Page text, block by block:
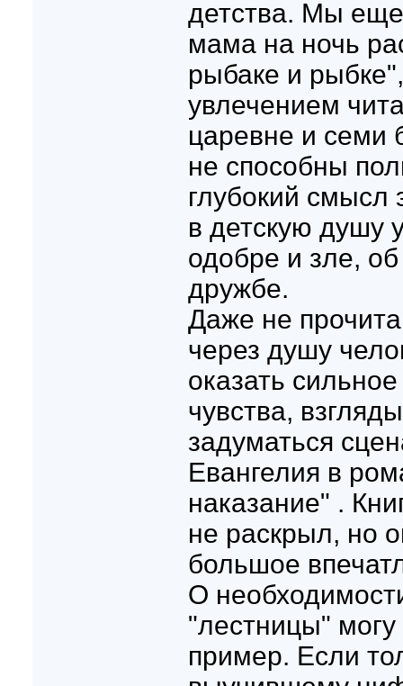
детства. Мы
мама на ночь
рыбаке и
увлечением
царевне и семи
не способны
глубокий смысл
в детскую душу
одобре и зле,
дружбе.
Даже не
через душу
оказать
чувства,
задуматься
Евангелия в
наказание" .
не раскрыл, но
большое
О
"лестницы" могу
пример. Если